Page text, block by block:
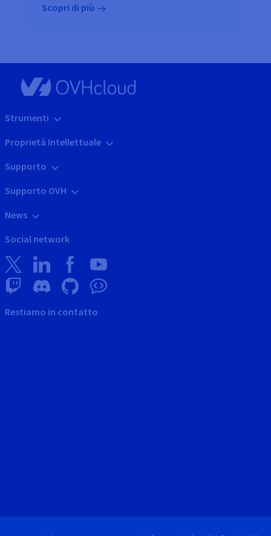
Scopri di più
Strumenti
Proprietà Intellettuale
Supporto
Supporto OVH
News
Social network
Restiamo in contatto